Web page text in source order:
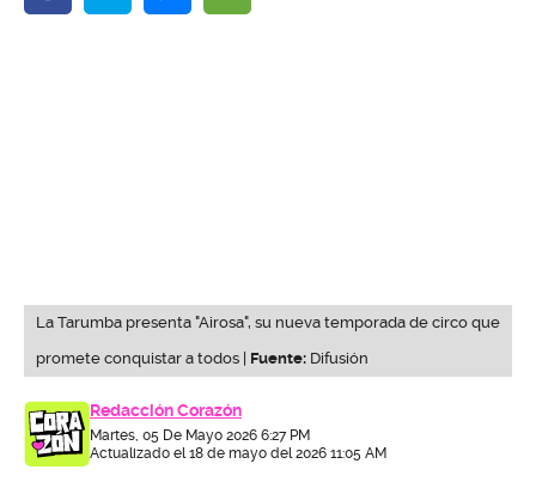
La Tarumba presenta "Airosa", su nueva temporada de circo que
promete conquistar a todos | Fuente: Difusión
Redacción Corazón
Martes, 05 De Mayo 2026 6:27 PM
Actualizado el 18 de mayo del 2026 11:05 AM